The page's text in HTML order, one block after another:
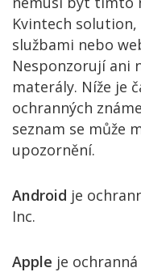
Kvintech
službami nebo
Nesponzorují ani
materály. Níže je
ochranných
seznam se může
upozornění.
Android je
Inc.
Apple je